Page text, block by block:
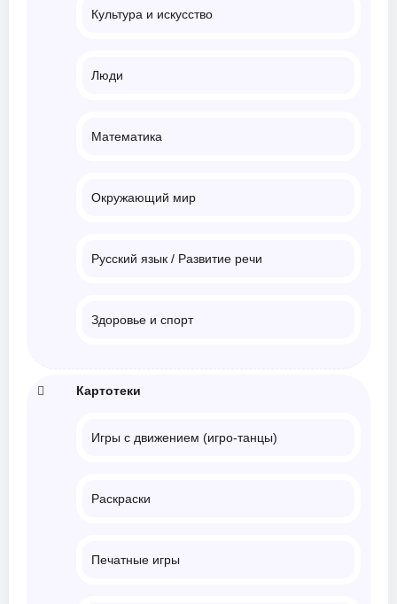
Культура и искусство
Люди
Математика
Окружающий мир
Русский язык / Развитие речи
Здоровье и спорт
Картотеки
Игры с движением (игро-танцы)
Раскраски
Печатные игры